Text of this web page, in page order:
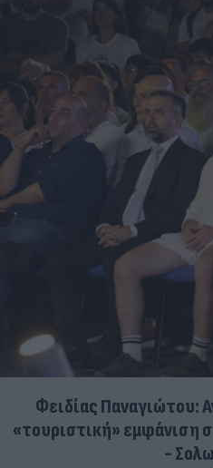
Φειδίας Παναγιώτου:
«τουριστική» εμφάνιση
-